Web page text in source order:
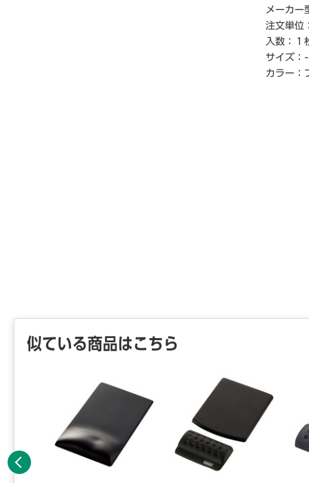
【ご注意
※ほぼす
様や固体
メーカー
注文単位
入数：
１
サイズ： -
カラー：
似ている商品はこちら
前へ